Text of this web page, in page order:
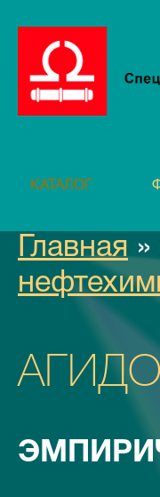
КАТАЛОГ
Главная »